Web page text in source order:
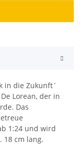
in die Zukunft´
Lorean, der in
Das
1:24 und wird
18 cm lang.